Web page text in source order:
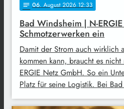
notes 06. August 2026 12:33
Bad Windsheim | N-
Schmotzerwerken ein
Damit der Strom auch wirklich
kommen kann, braucht es
ERGIE Netz GmbH. So ein
Platz für seine Logistik. Bei